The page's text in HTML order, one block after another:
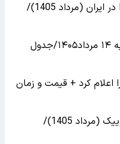
اولین بخشنامه فروش تویوتا BZ5 در ایران (مرداد 1405)/
قیمت خودرو در بازار آزاد چهارشنبه ۱۴ مرداد۱۴۰۵/جدول
اعلام کرد + قیمت و زمان
طرح جدید پیش فروش خودرو کوییک (مرداد 1405)/